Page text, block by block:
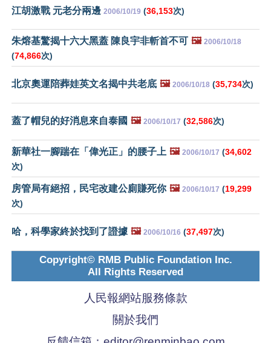
江胡激戰 元老分兩邊 2006/10/19 (36,153次)
朱熔基驚揭十六大黑蓋 陳良宇非斬首不可 🖼️ 2006/10/18
(74,866次)
北京奧運陪葬娃英文名揭中共老底 🖼️ 2006/10/18 (35,734次)
蓋了帽兒的好消息來自泰國 🖼️ 2006/10/17 (32,586次)
新華社一腳踹在「偉光正」的腰子上 🖼️ 2006/10/17 (34,602
次)
房管局有絕招，民宅改建公廁賺死你 🖼️ 2006/10/17 (19,299
次)
哈，科學家終於找到了證據 🖼️ 2006/10/16 (37,497次)
Copyright© RMB Public Foundation Inc.
All Rights Reserved
人民報網站服務條款
關於我們